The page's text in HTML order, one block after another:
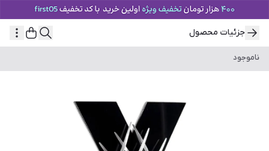
جزئیات محصول
ناموجود